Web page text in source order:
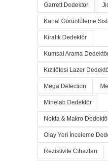
Garrett Dedektör
Kanal Görüntüleme
Kiralık Dedektör
Kumsal Arama
Kızılötesi Lazer
Mega Detection
Minelab Dedektör
Nokta & Makro
Olay Yeri İnceleme
Rezistivite Cihazları